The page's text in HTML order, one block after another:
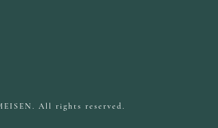
All rights reserved.